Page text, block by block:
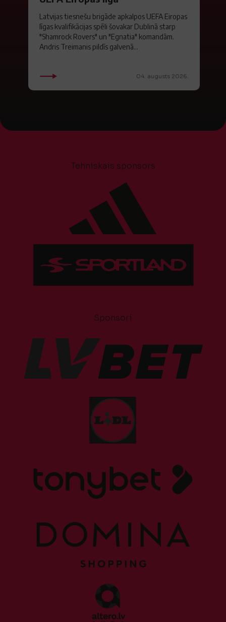
Latvijas tiesnešu brigāde apkalpos UEFA Eiropas
līgas kvalifikācijas spēli šovakar Dublinā starp
"Shamrock Rovers" un "Egnatia" komandām.
Andris Treimanis pildīs galvenā...
04. augusts 2026.
Tehniskais sponsors
Sponsori